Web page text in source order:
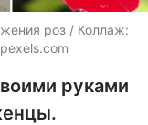
роз / Коллаж:
руками